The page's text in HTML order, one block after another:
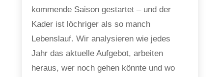
kommende Saison gestartet – und der
Kader ist löchriger als so manch
Lebenslauf. Wir analysieren wie jedes
Jahr das aktuelle Aufgebot, arbeiten
heraus, wer noch gehen könnte und wo